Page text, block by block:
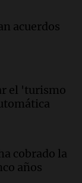
teléfono?
acuerdos
el 'turismo
cobrado la
años